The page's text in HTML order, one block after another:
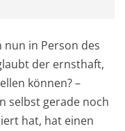
nun in Person des
der ernsthaft,
können? –
selbst gerade noch
hat, hat einen